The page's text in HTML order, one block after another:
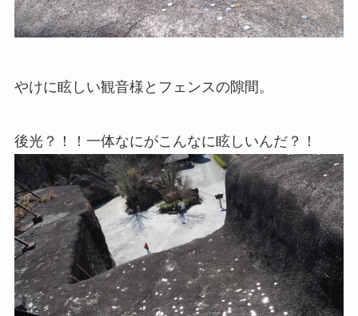
やけに眩しい観音様とフェンスの隙間。
後光？！！一体なにがこんなに眩しいんだ？！